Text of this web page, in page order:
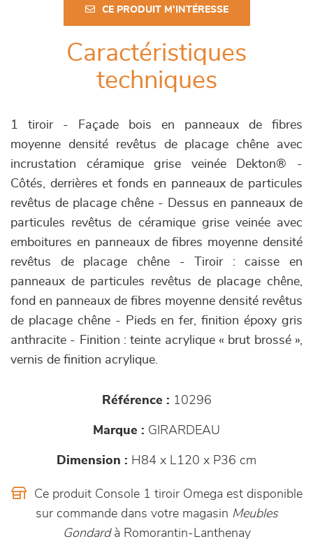
CE PRODUIT M'INTÉRESSE
Caractéristiques
techniques
1 tiroir - Façade bois en panneaux de fibres
moyenne densité revêtus de placage chêne avec
incrustation céramique grise veinée Dekton® -
Côtés, derrières et fonds en panneaux de particules
revêtus de placage chêne - Dessus en panneaux de
particules revêtus de céramique grise veinée avec
emboitures en panneaux de fibres moyenne densité
revêtus de placage chêne - Tiroir : caisse en
panneaux de particules revêtus de placage chêne,
fond en panneaux de fibres moyenne densité revêtus
de placage chêne - Pieds en fer, finition époxy gris
anthracite - Finition : teinte acrylique « brut brossé »,
vernis de finition acrylique.
Référence : 10296
Marque : GIRARDEAU
Dimension : H84 x L120 x P36 cm
Ce produit Console 1 tiroir Omega est disponible
sur commande dans votre magasin Meubles
Gondardà Romorantin-Lanthenay